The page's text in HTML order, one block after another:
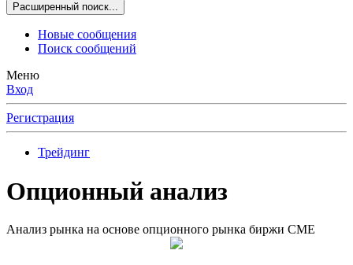
Расширенный поиск...
Новые сообщения
Поиск сообщений
Меню
Вход
Регистрация
Трейдинг
Опционный анализ
Анализ рынка на основе опционного рынка биржи CME